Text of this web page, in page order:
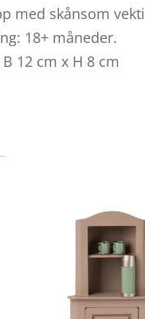
med skånsom
18+ måneder.
12 cm x H 8 cm